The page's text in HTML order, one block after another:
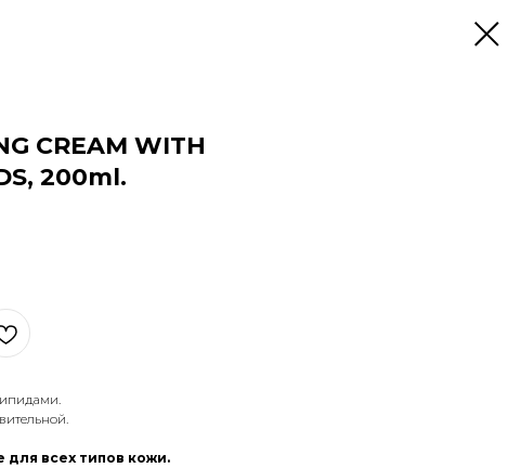
CREAM WITH
200ml.
всех типов кожи.